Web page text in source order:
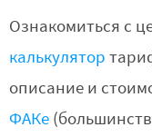
Ознакомиться с
калькулятор
описание и
ФАКе